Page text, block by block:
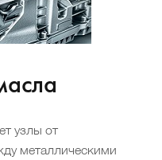
узлы от
металлическими